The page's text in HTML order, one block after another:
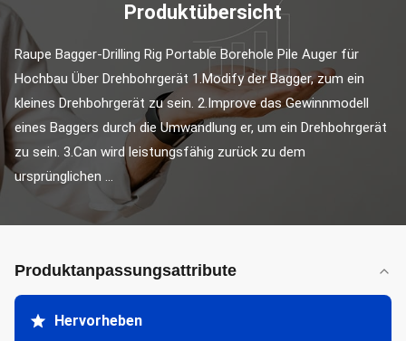
Produktübersicht
Raupe Bagger-Drilling Rig Portable Borehole Pile Auger für
Hochbau Über Drehbohrgerät 1.Modify der Bagger, zum ein
kleines Drehbohrgerät zu sein. 2.Improve das Gewinnmodell
eines Baggers durch die Umwandlung er, um ein Drehbohrgerät
zu sein. 3.Can wird leistungsfähig zurück zu dem
ursprünglichen ...
Produktanpassungsattribute
Hervorheben